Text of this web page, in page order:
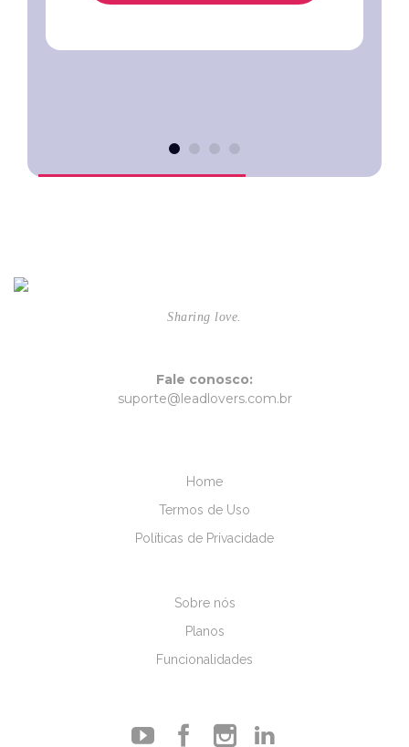
Sharing love.
Fale conosco:
suporte@leadlovers.com.br
Home
Termos de Uso
Políticas de Privacidade
Sobre nós
Planos
Funcionalidades